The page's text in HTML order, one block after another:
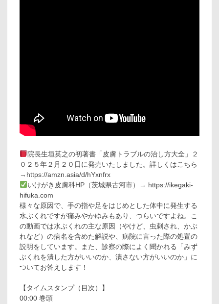
院長生垣英之の初著書「皮膚トラブルの治し方大全」２
０２５年２月２０日に発売いたしました。詳しくはこちら
→https://amzn.asia/d/hYxnfrx
いけがき皮膚科HP（茨城県古河市）→ https://ikegaki-
hifuka.com
様々な原因で、手の指や足をはじめとした体中に発生する
水ぶくれですが痛みやかゆみもあり、つらいですよね。こ
の動画では水ぶくれの主な原因（やけど、虫刺され、かぶ
れなど）の病名を含めた解説や、病院に言った際の処置の
説明をしています。また、診察の際によく聞かれる「みず
ぶくれを潰した方がいいのか、潰さない方がいいのか」に
ついてお答えします！
【タイムスタンプ（目次）】
00:00 巻頭